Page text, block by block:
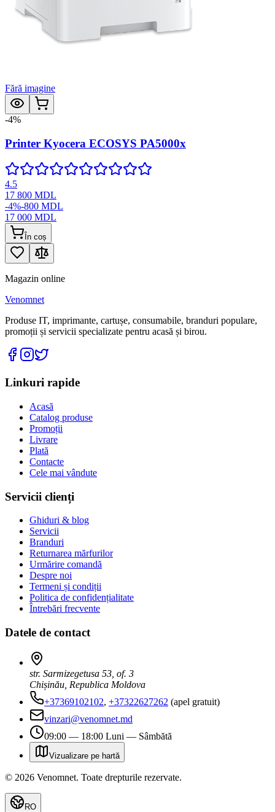
Fără imagine
-4%
Printer Kyocera ECOSYS PA5000x
4.5
17 800 MDL
-4%-800 MDL
17 000 MDL
În coș
Magazin online
Venomnet
Produse IT, imprimante, cartușe, consumabile, branduri populare,
promoții și servicii specializate pentru acasă și birou.
Linkuri rapide
Acasă
Catalog produse
Promoții
Livrare
Plată
Contacte
Cele mai vândute
Servicii clienți
Ghiduri & blog
Servicii
Branduri
Returnarea mărfurilor
Urmărire comandă
Despre noi
Termeni și condiții
Politica de confidențialitate
Întrebări frecvente
Datele de contact
str. Sarmizegetusa 53, of. 3
Chișinău, Republica Moldova
+37369102102, +37322627262 (apel gratuit)
vinzari@venomnet.md
09:00 — 18:00 Luni — Sâmbătă
Vizualizare pe hartă
© 2026 Venomnet. Toate drepturile rezervate.
RO